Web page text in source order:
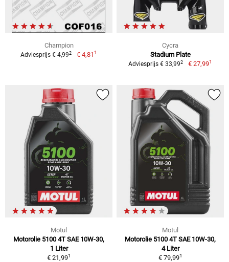
Champion
Adviesprijs € 4,992 € 4,811
Cycra
Stadium Plate
Adviesprijs € 33,992 € 27,991
Motul
Motorolie 5100 4T SAE 10W-30,
1 Liter
€ 21,991
Motul
Motorolie 5100 4T SAE 10W-30,
4 Liter
€ 79,991